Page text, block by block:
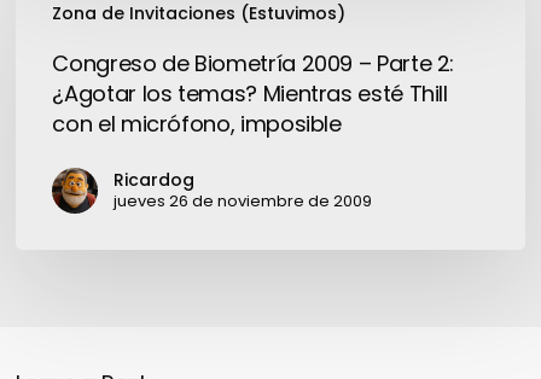
Zona de Invitaciones (Estuvimos)
2009
Parte
¿Agotar
Congreso de Biometría 2009 – Parte 2:
¿Agotar los temas? Mientras esté Thill
con el micrófono, imposible
Ricardog
jueves 26 de noviembre de 2009